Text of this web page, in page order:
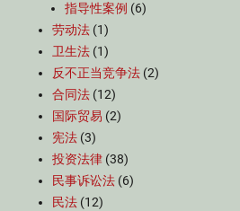
指导性案例 (6)
劳动法 (1)
卫生法 (1)
反不正当竞争法 (2)
合同法 (12)
国际贸易 (2)
宪法 (3)
投资法律 (38)
民事诉讼法 (6)
民法 (12)